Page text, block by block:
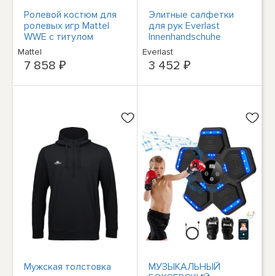
Ролевой костюм для
ролевых игр Mattel
WWE с титулом
чемпиона мира в
супертяжелом весе
Mattel
7 858 ₽
Элитные салфетки
для рук Everlast
Innenhandschuhe
P00003324
Everlast
3 452 ₽
Мужская толстовка
МУЗЫКАЛЬНЫЙ